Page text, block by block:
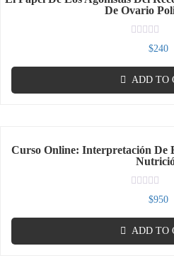
De Ovario
Rated
of
5
$240
ADD TO
Curso Online: Interpretación De
Rated
of
5
$950
ADD TO